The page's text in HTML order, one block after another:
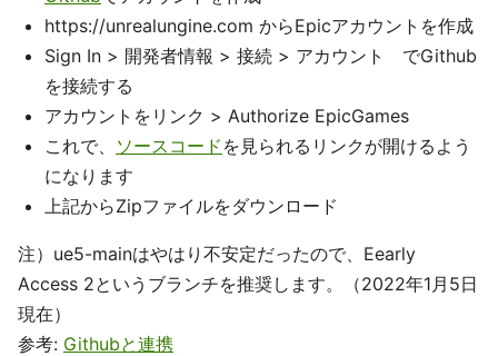
https://unrealungine.com からEpicアカウントを作成
Sign In > 開発者情報 > 接続 > アカウント でGithub
を接続する
アカウントをリンク > Authorize EpicGames
これで、 ソースコード を見られるリンクが開けるよう
になります
上記からZipファイルをダウンロード
注）ue5-mainはやはり不安定だったので、Eearly
Access 2というブランチを推奨します。（2022年1月5日
現在）
参考: Githubと連携